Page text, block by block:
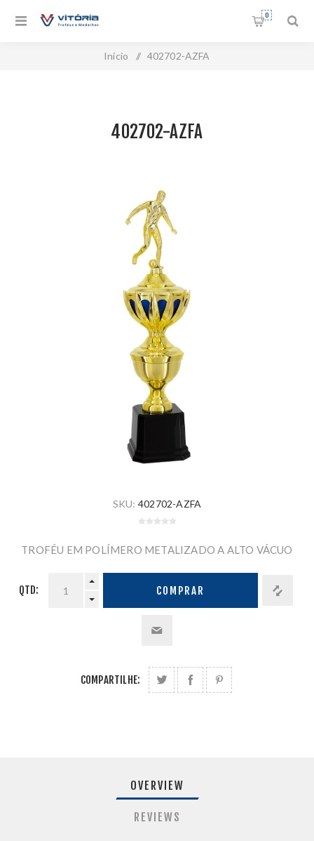
0
Início / 402702-AZFA
402702-AZFA
SKU: 402702-AZFA
TROFÉU EM POLÍMERO METALIZADO A ALTO VÁCUO
QTD: COMPRAR
COMPARTILHE:
OVERVIEW
REVIEWS